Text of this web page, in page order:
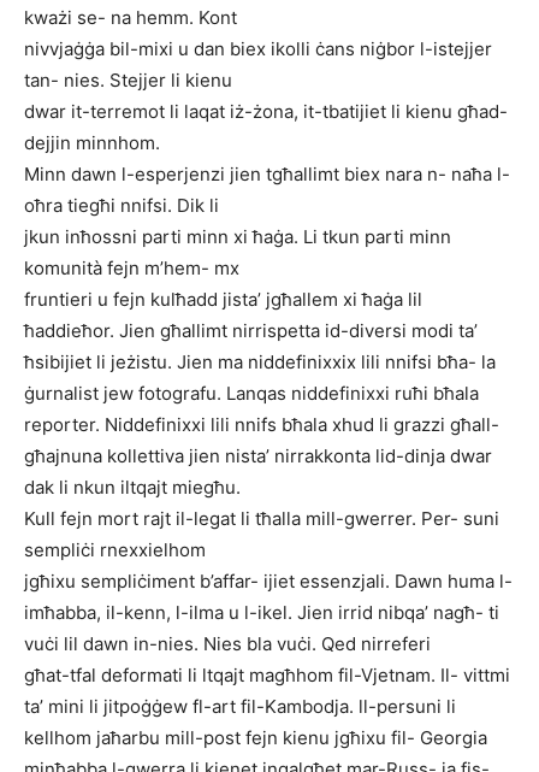
kważi se- na hemm. Kont
nivvjaġġa bil-mixi u dan biex ikolli ċans niġbor l-istejjer
tan- nies. Stejjer li kienu
dwar it-terremot li laqat iż-żona, it-tbatijiet li kienu għad-
dejjin minnhom.
Minn dawn l-esperjenzi jien tgħallimt biex nara n- naħa l-
oħra tiegħi nnifsi. Dik li
jkun inħossni parti minn xi ħaġa. Li tkun parti minn
komunità fejn m’hem- mx
fruntieri u fejn kulħadd jista’ jgħallem xi ħaġa lil
ħaddieħor. Jien għallimt nirrispetta id-diversi modi ta’
ħsibijiet li jeżistu. Jien ma niddefinixxix lili nnifsi bħa- la
ġurnalist jew fotografu. Lanqas niddefinixxi ruħi bħala
reporter. Niddefinixxi lili nnifs bħala xhud li grazzi għall-
għajnuna kollettiva jien nista’ nirrakkonta lid-dinja dwar
dak li nkun iltqajt miegħu.
Kull fejn mort rajt il-legat li tħalla mill-gwerrer. Per- suni
sempliċi rnexxielhom
jgħixu sempliċiment b’affar- ijiet essenzjali. Dawn huma l-
imħabba, il-kenn, l-ilma u l-ikel. Jien irrid nibqa’ nagħ- ti
vuċi lil dawn in-nies. Nies bla vuċi. Qed nirreferi
għat-tfal deformati li ltqajt magħhom fil-Vjetnam. Il- vittmi
ta’ mini li jitpoġġew fl-art fil-Kambodja. ll-persuni li
kellhom jaħarbu mill-post fejn kienu jgħixu fil- Georgia